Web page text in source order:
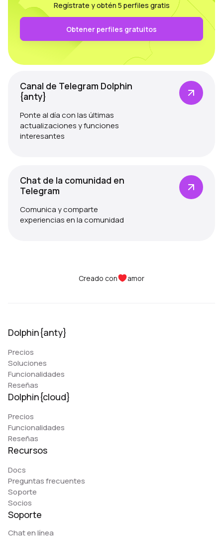
Regístrate y obtén 5 perfiles gratis
Obtener perfiles gratuitos
Canal de Telegram Dolphin
{anty}
Ponte al día con las últimas
actualizaciones y funciones
interesantes
Chat de la comunidad en
Telegram
Comunica y comparte
experiencias en la comunidad
Creado con amor
Dolphin{anty}
Precios
Soluciones
Funcionalidades
Reseñas
Dolphin{cloud}
Precios
Funcionalidades
Reseñas
Recursos
Docs
Preguntas frecuentes
Soporte
Socios
Soporte
Chat en línea